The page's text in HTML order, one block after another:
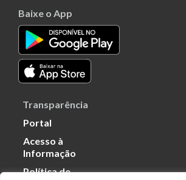
Baixe o App
Transparência
Portal
Acesso à
Informação
Política de